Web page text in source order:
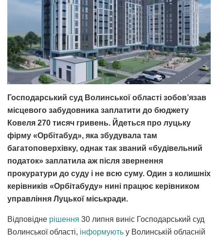
Господарський суд Волинської області зобов’язав
місцевого забудовника заплатити до бюджету
Ковеля 270 тисяч гривень. Йдеться про луцьку
фірму «Орбітабуд», яка збудувала там
багатоповерхівку, однак так званий «будівельний
податок» заплатила аж після звернення
прокуратури до суду і не всю суму. Один з колишніх
керівників «Орбітабуду» нині працює керівником
управління Луцької міськради.
Відповідне рішення 30 липня виніс Господарський суд
Волинської області, інформують у Волинській обласній